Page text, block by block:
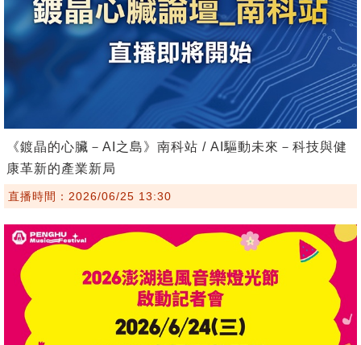
《鍍晶的心臟－AI之島》南科站 / AI驅動未來－科技與健
康革新的產業新局
直播時間：2026/06/25 13:30